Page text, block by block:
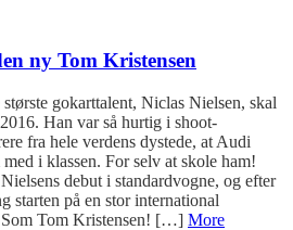
ny Tom Kristensen
gokarttalent, Niclas Nielsen, skal
Han var så hurtig i shoot-
fra hele verdens dystede, at Audi
i klassen. For selv at skole ham!
debut i standardvogne, og efter
starten på en stor international
Som Tom Kristensen! […] More